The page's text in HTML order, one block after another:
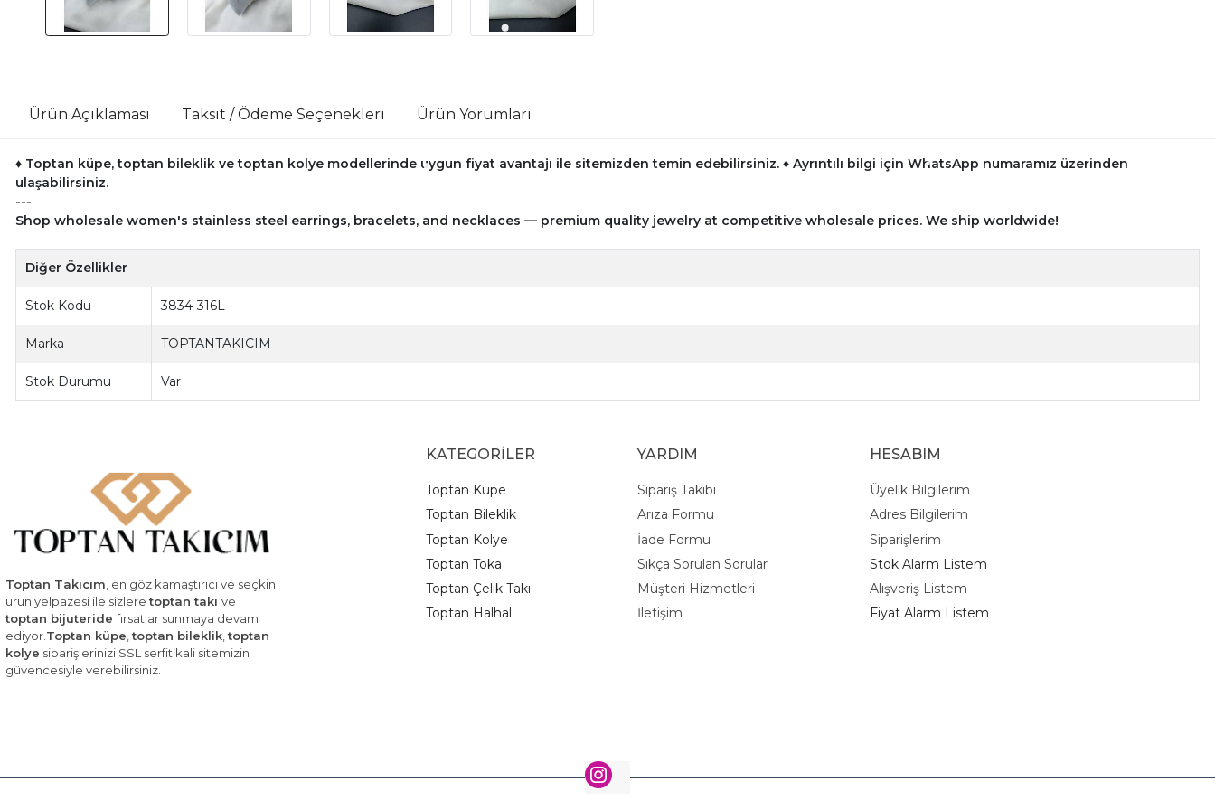
Ürün Açıklaması Taksit / Ödeme Seçenekleri Ürün Yorumları
♦ Toptan küpe, toptan bileklik ve toptan kolye modellerinde uygun fiyat avantajı ile sitemizden temin edebilirsiniz. ♦ Ayrıntılı bilgi için WhatsApp numaramız üzerinden
ulaşabilirsiniz.
---
Shop wholesale women's stainless steel earrings, bracelets, and necklaces — premium quality jewelry at competitive wholesale prices. We ship worldwide!
Diğer Özellikler
Stok Kodu 3834-316L
Marka TOPTANTAKICIM
Stok Durumu Var
Toptan Takıcım, en göz kamaştırıcı ve seçkin
ürün yelpazesi ile sizleretoptan takı ve
toptan bijuteridefırsatlar sunmaya devam
ediyor.Toptan küpe,toptan bileklik,toptan
kolye siparişlerinizi SSL serfitikali sitemizin
güvencesiyle verebilirsiniz.
KATEGORİLER
Toptan Küpe
Toptan Bileklik
Toptan Kolye
Toptan Toka
Toptan Çelik Takı
Toptan Halhal
YARDIM
Sipariş Takibi
Arıza Formu
İade Formu
Sıkça Sorulan Sorular
Müşteri Hizmetleri
İletişim
HESABIM
Üyelik Bilgilerim
Adres Bilgilerim
Siparişlerim
Stok Alarm Listem
Alışveriş Listem
Fiyat Alarm Listem